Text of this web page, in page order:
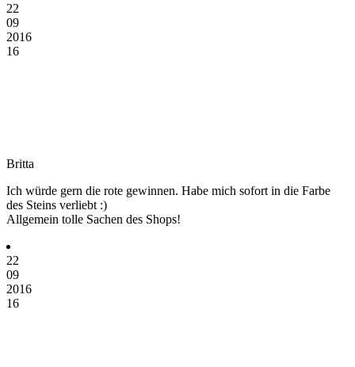
22
09
2016
16
Britta
Ich würde gern die rote gewinnen. Habe mich sofort in die Farbe
des Steins verliebt :)
Allgemein tolle Sachen des Shops!
22
09
2016
16